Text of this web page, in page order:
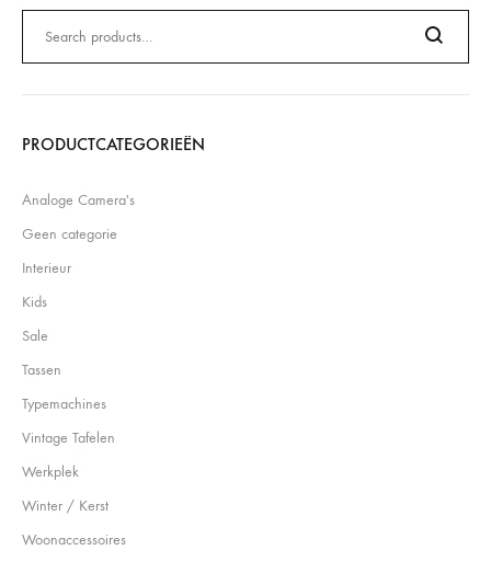
naar:
Search
PRODUCTCATEGORIEËN
Analoge Camera's
Geen categorie
Interieur
Kids
Sale
Tassen
Typemachines
Vintage Tafelen
Werkplek
Winter / Kerst
Woonaccessoires